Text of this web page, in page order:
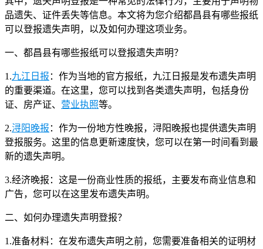
品遗失、证件丢失等信息。本文将为您介绍都昌县有哪些报纸
可以登报遗失声明，以及如何办理这项业务。
一、都昌县有哪些报纸可以登报遗失声明？
1.九江日报 ：作为当地的官方报纸，九江日报是发布遗失声明
的重要渠道。在这里，您可以找到各类遗失声明，包括身份
证、房产证、 营业执照等。
2.浔阳晚报 ：作为一份地方性晚报，浔阳晚报也提供遗失声明
登报服务。这里的信息更新速度快，您可以在第一时间看到最
新的遗失声明。
3.经济晚报：这是一份商业性质的报纸，主要发布商业信息和
广告，您可以在这里发布遗失声明。
二、如何办理遗失声明登报？
1.准备材料：在发布遗失声明之前，您需要准备相关的证明材